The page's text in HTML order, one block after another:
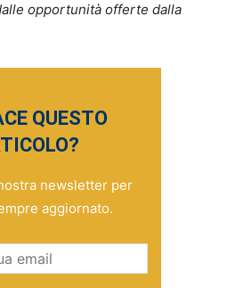
opportunità offerte dalla
QUESTO
newsletter per
aggiornato.